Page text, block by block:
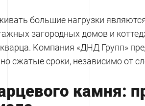
большие нагрузки
загородных домов и
Компания «ДНД Групп»
сжатые сроки, независимо от
камня: